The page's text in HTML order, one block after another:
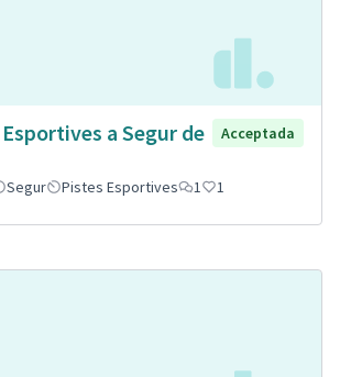
a Segur de
Acceptada
Segur Pistes Esportives 1 1